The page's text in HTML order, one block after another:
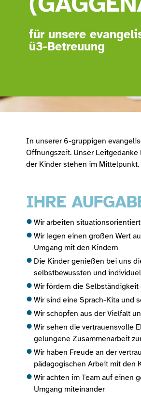
für unsere
ü3-Betreuung
In unserer 6-gruppigen
Öffnungszeit. Unser
der Kinder stehen im
IHRE
Wir arbeiten
Wir legen einen großen Wert
Umgang mit den Kindern
Die Kinder genießen bei uns
selbstbewussten und
Wir fördern die Selbständigkeit
Wir sind eine Sprach-Kita und
Wir schöpfen aus der Vielfalt
Wir sehen die vertrauensvolle
gelungene Zusammenarbeit
Wir haben Freude an der
pädagogischen Arbeit mit den
Wir achten im Team auf einen
Umgang miteinander